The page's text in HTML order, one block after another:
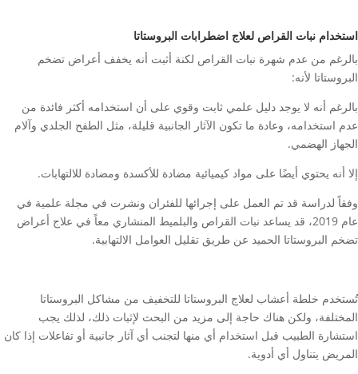
استخدام نبات القراص لعلاج اضطرابات البروستاتا
بالرغم من عدم شهرة نبات القراص لكنة أثبت أنه يخفف أعراض تضخم
البروستاتا لأنه:
بالرغم أنه لا يوجد دليل علمي ثابت وقوي على أن استخدامه أكثر فائدة من
عدم استخدامه، وعادة ما تكون الآثار الجانبية قليلة، مثل الطفح الجلدي وآلام
الجهاز الهضمي.
إلا أنه يحتوي أيضًا على مواد كيميائية مضادة للأكسدة ومضادة للالتهابات.
وفقاً لدراسة قد تم العمل على إجرائها للفئران ونشرت في مجلة علمية في
عام 2019، قد يساعد نبات القراص والبلميط المنشاري معاً في علاج أعراض
تضخم البروستاتا الحميد عن طريق تقليل العوامل الالتهابية.
تُستخدم خلطة أعشاب لعلاج البروستاتا للتخفيف من مشاكل البروستاتا
المختلفة، ولكن هناك حاجة إلى مزيد من البحث لإثبات ذلك، لذلك يجب
استشارة الطبيب قبل استخدام أي منها لتجنب أي آثار جانبية أو تفاعلات إذا كان
المريض يتناول أي أدوية.